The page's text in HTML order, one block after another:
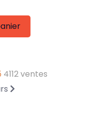
4112 ventes